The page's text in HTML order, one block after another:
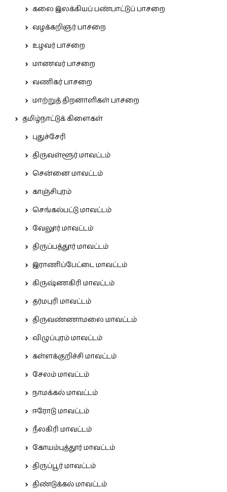
கலை இலக்கியப் பண்பாட்டுப் பாசறை
வழக்கறிஞர் பாசறை
உழவர் பாசறை
மாணவர் பாசறை
வணிகர் பாசறை
மாற்றுத் திறனாளிகள் பாசறை
தமிழ்நாட்டுக் கிளைகள்
புதுச்சேரி
திருவள்ளூர் மாவட்டம்
சென்னை மாவட்டம்
காஞ்சிபுரம்
செங்கல்பட்டு மாவட்டம்
வேலூர் மாவட்டம்
திருப்பத்தூர் மாவட்டம்
இராணிப்பேட்டை மாவட்டம்
கிருஷ்ணகிரி மாவட்டம்
தர்மபுரி மாவட்டம்
திருவண்ணாமலை மாவட்டம்
விழுப்புரம் மாவட்டம்
கள்ளக்குறிச்சி மாவட்டம்
சேலம் மாவட்டம்
நாமக்கல் மாவட்டம்
ஈரோடு மாவட்டம்
நீலகிரி மாவட்டம்
கோயம்புத்தூர் மாவட்டம்
திருப்பூர் மாவட்டம்
திண்டுக்கல் மாவட்டம்